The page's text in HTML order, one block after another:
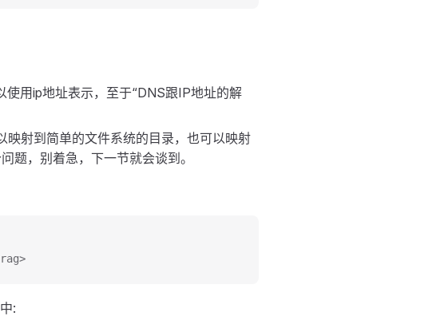
用ip地址表示，至于“DNS跟IP地址的解
射到简单的文件系统的目录，也可以映射
题，别着急，下一节就会谈到。
: